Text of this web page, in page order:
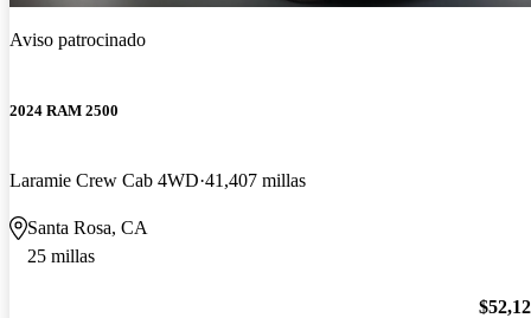
Aviso patrocinado
2024 RAM 2500
Laramie Crew Cab 4WD 41,407 millas
Santa Rosa, CA
25 millas